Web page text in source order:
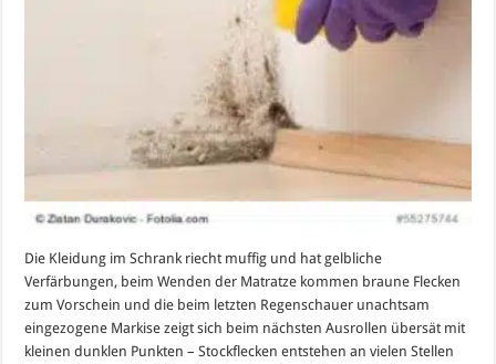
Die Kleidung im Schrank riecht muffig und hat gelbliche
Verfärbungen, beim Wenden der Matratze kommen braune Flecken
zum Vorschein und die beim letzten Regenschauer unachtsam
eingezogene Markise zeigt sich beim nächsten Ausrollen übersät mit
kleinen dunklen Punkten – Stockflecken entstehen an vielen Stellen